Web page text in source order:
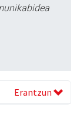
Erantzun